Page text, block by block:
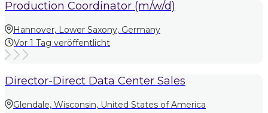
Production Coordinator (m/w/d)
Hannover, Lower Saxony, Germany
Vor 1 Tag veröffentlicht
Director-Direct Data Center Sales
Glendale, Wisconsin, United States of America